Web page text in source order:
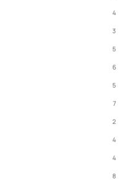
4
3
5
6
5
7
2
4
4
8